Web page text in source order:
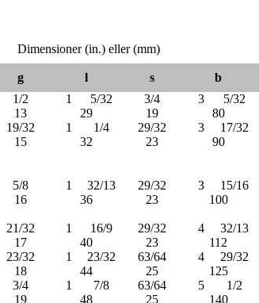
Dimensioner (in.) eller (mm)
g l s b
1/2 1 5/32 3/4 3 5/32
13 29 19 80
19/32 1 1/4 29/32 3 17/32
15 32 23 90
5/8 1 32/13 29/32 3 15/16
16 36 23 100
21/32 1 16/9 29/32 4 32/13
17 40 23 112
23/32 1 23/32 63/64 4 29/32
18 44 25 125
3/4 1 7/8 63/64 5 1/2
19 48 25 140